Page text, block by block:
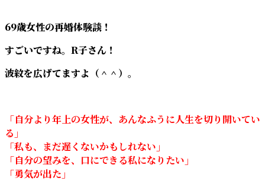
69歳女性の再婚体験談！
すごいですね。R子さん！
波紋を広げてますよ（＾＾）。
「自分より年上の女性が、あんなふうに人生を切り開いてい
る」
「私も、まだ遅くないかもしれない」
「自分の望みを、口にできる私になりたい」
「勇気が出た」